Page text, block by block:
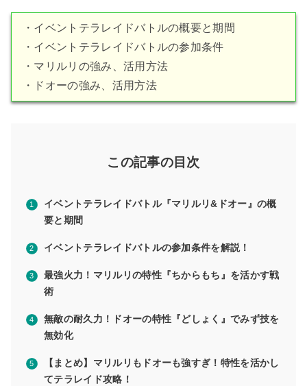
・イベントテラレイドバトルの概要と期間
・イベントテラレイドバトルの参加条件
・マリルリの強み、活用方法
・ドオーの強み、活用方法
この記事の目次
イベントテラレイドバトル『マリルリ&ドオー』の概
要と期間
イベントテラレイドバトルの参加条件を解説！
最強火力！マリルリの特性『ちからもち』を活かす戦
術
無敵の耐久力！ドオーの特性『どしょく』でみず技を
無効化
【まとめ】マリルリもドオーも強すぎ！特性を活かし
てテラレイド攻略！